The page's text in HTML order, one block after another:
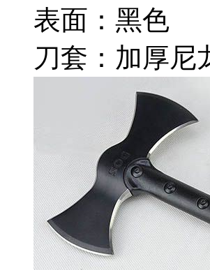
表面：黑色
刀套：加厚尼